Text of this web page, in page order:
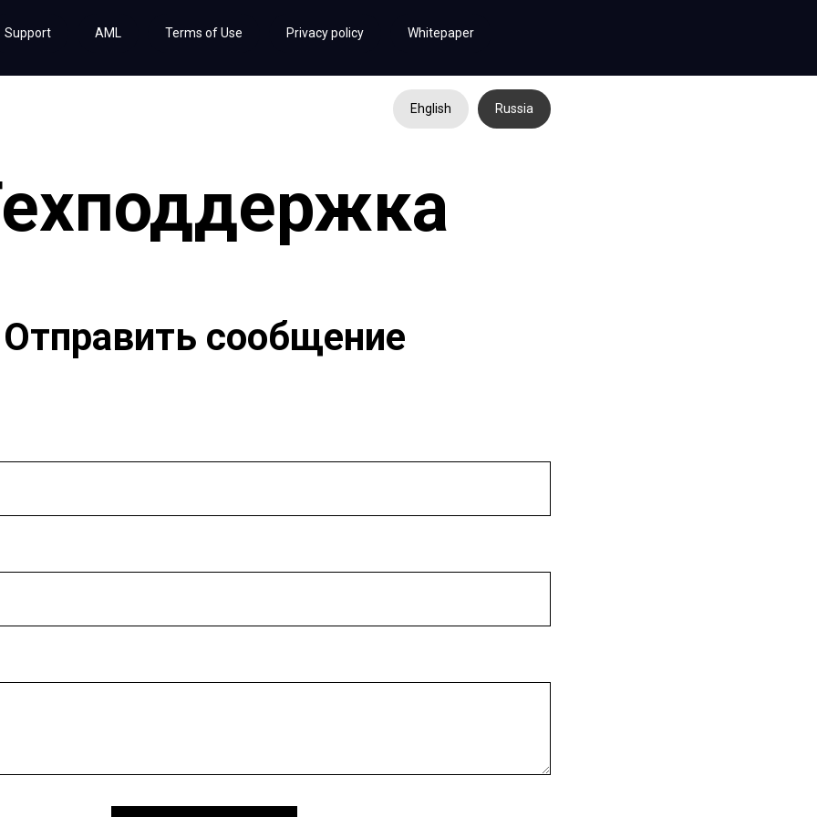
Support AML Terms of Use Privacy policy Whitepaper
Ehglish Russia
Отправить сообщение